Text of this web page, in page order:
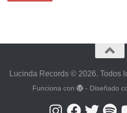
Lucinda Records © 2026. Todos
Funciona con - Diseñado